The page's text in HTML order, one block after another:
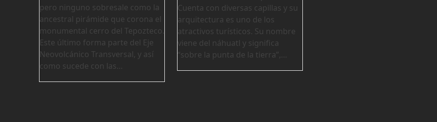
pero ninguno sobresale como la
ancestral pirámide que corona el
monumental cerro del Tepozteco.
Este último forma parte del Eje
Neovolcánico Transversal, y así
como sucede con las…
Cuenta con diversas capillas y su
arquitectura es uno de los
atractivos turísticos. Su nombre
viene del náhuatl y significa
“sobre la punta de la tierra”,…